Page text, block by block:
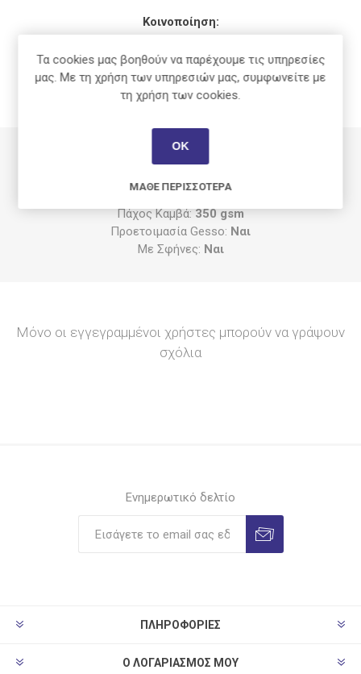
Κοινοποίηση:
ΠΕΡΙΓΡΑΦΉ
Διαστάσεις:
16 x 16 cm
Πάχος Καμβά:350 gsm
Προετοιμασία Gesso: Ναι
Με Σφήνες: Ναι
Μόνο οι εγγεγραμμένοι χρήστες μπορούν να γράψουν
σχόλια
Ενημερωτικό δελτίο
ΠΛΗΡΟΦΟΡΊΕΣ
Ο ΛΟΓΑΡΙΑΣΜΌΣ ΜΟΥ
Τα cookies μας βοηθούν να παρέχουμε τις υπηρεσίες
μας. Με τη χρήση των υπηρεσιών μας, συμφωνείτε με
τη χρήση των cookies.
ΟΚ
ΜΆΘΕ ΠΕΡΙΣΣΌΤΕΡΑ